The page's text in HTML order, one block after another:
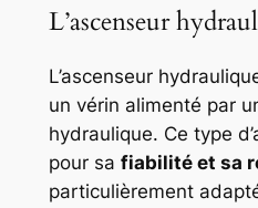
L’ascenseur
L’ascenseur
un vérin alimenté par
hydraulique. Ce type
pour sa fiabilité et sa
particulièrement